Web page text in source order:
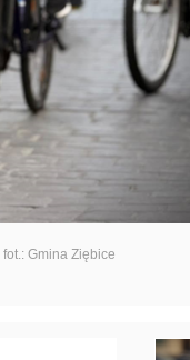
fot.: Gmina Ziębice